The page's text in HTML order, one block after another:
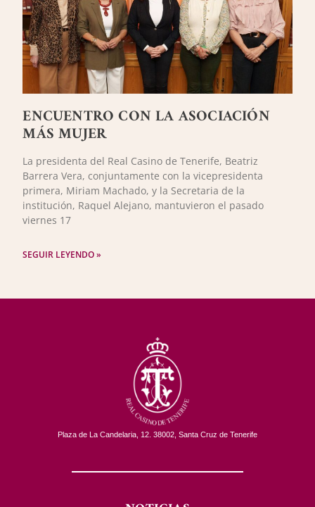
ENCUENTRO CON LA ASOCIACIÓN
MÁS MUJER
La presidenta del Real Casino de Tenerife, Beatriz
Barrera Vera, conjuntamente con la vicepresidenta
primera, Miriam Machado, y la Secretaria de la
institución, Raquel Alejano, mantuvieron el pasado
viernes 17
SEGUIR LEYENDO »
Plaza de La Candelaria, 12. 38002, Santa Cruz de Tenerife